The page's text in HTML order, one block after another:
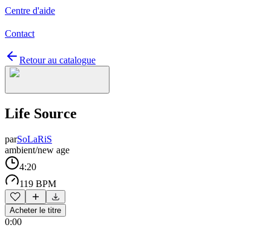
Centre d'aide
Contact
Retour au catalogue
Life Source
parSoLaRiS
ambient/new age
4:20
119 BPM
Acheter le titre
0:00